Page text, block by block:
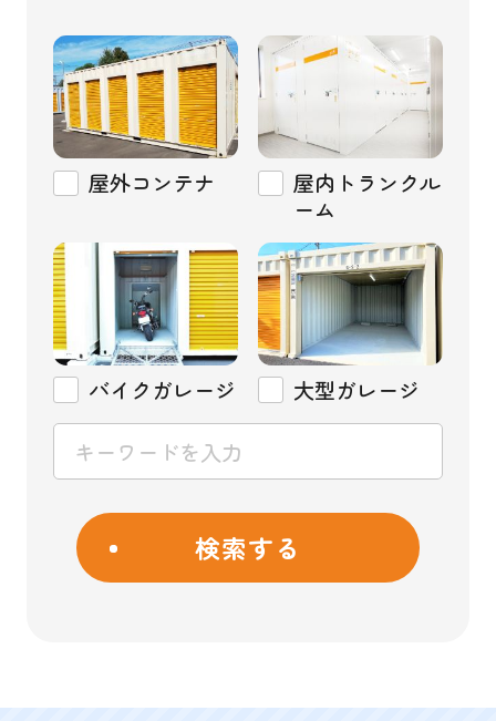
屋外コンテナ
屋内トランクル
ーム
バイクガレージ 大型ガレージ
検索する